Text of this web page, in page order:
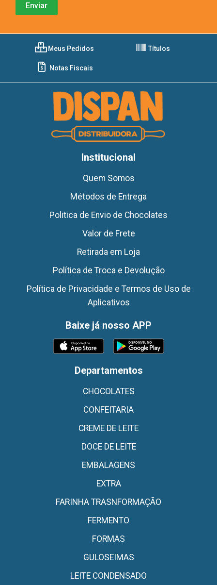
Meus Pedidos Títulos
Notas Fiscais
Institucional
Quem Somos
Métodos de Entrega
Politica de Envio de Chocolates
Valor de Frete
Retirada em Loja
Política de Troca e Devolução
Política de Privacidade e Termos de Uso de
Aplicativos
Baixe já nosso APP
Departamentos
CHOCOLATES
CONFEITARIA
CREME DE LEITE
DOCE DE LEITE
EMBALAGENS
EXTRA
FARINHA TRASNFORMAÇÃO
FERMENTO
FORMAS
GULOSEIMAS
LEITE CONDENSADO